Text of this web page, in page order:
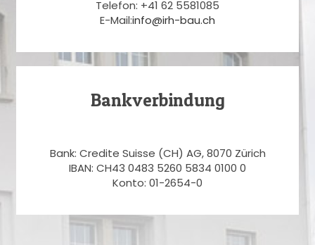
Telefon: +41 62 5581085
E-Mail:info@irh-bau.ch
Bankverbindung
Bank: Credite Suisse (CH) AG, 8070 Zürich
IBAN: CH43 0483 5260 5834 0100 0
Konto: 01-2654-0